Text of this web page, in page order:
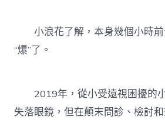
小浪花了解，本身幾個小時前
“爆”了。
2019年，從小受遠視困擾的
失落眼鏡，但在顛末問診、檢討